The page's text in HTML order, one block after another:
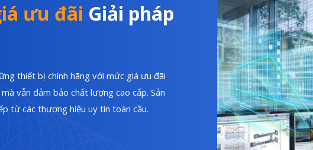
ưu đãi Giải pháp
thiết bị chính hãng với mức giá ưu đãi
vẫn đảm bảo chất lượng cao cấp. Sản
từ các thương hiệu uy tín toàn cầu.